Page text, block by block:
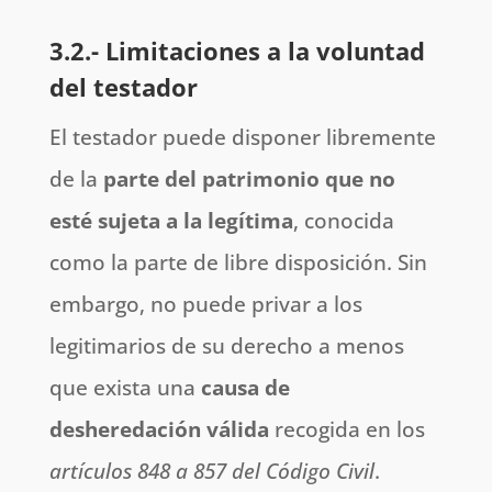
3.2.- Limitaciones a la voluntad
del testador
El testador puede disponer libremente
de la parte del patrimonio que no
esté sujeta a la legítima, conocida
como la parte de libre disposición. Sin
embargo, no puede privar a los
legitimarios de su derecho a menos
que exista una causa de
desheredación válida recogida en los
artículos 848 a 857 del Código Civil.